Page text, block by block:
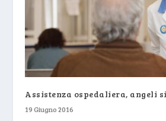
Assistenza ospedaliera, angeli
19 Giugno 2016